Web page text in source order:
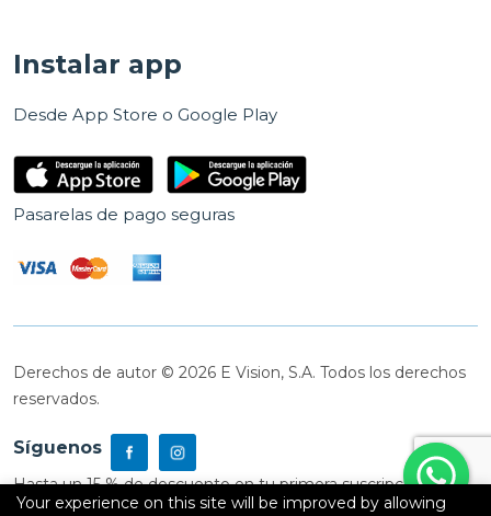
Instalar app
Desde App Store o Google Play
Pasarelas de pago seguras
Derechos de autor © 2026 E Vision, S.A. Todos los derechos
reservados.
Síguenos
Hasta un 15 % de descuento en tu primera suscripción
Your experience on this site will be improved by allowing